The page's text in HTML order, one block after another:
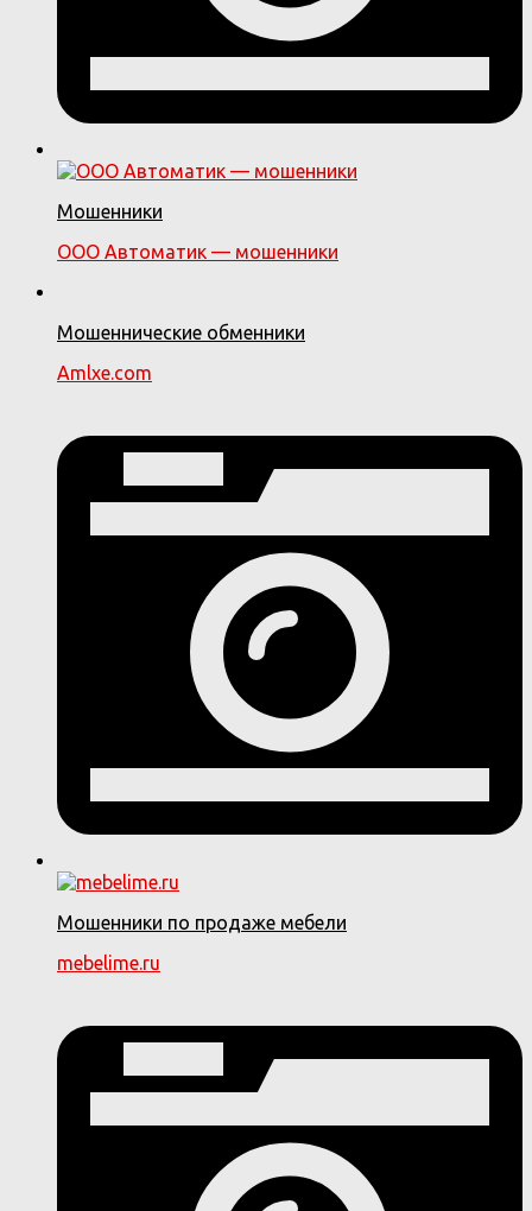
Мошенники
ООО Автоматик — мошенники
Мошеннические обменники
Amlxe.com
Мошенники по продаже мебели
mebelime.ru